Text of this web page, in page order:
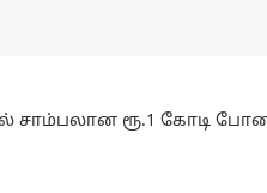
சாம்பலான ரூ.1 கோடி